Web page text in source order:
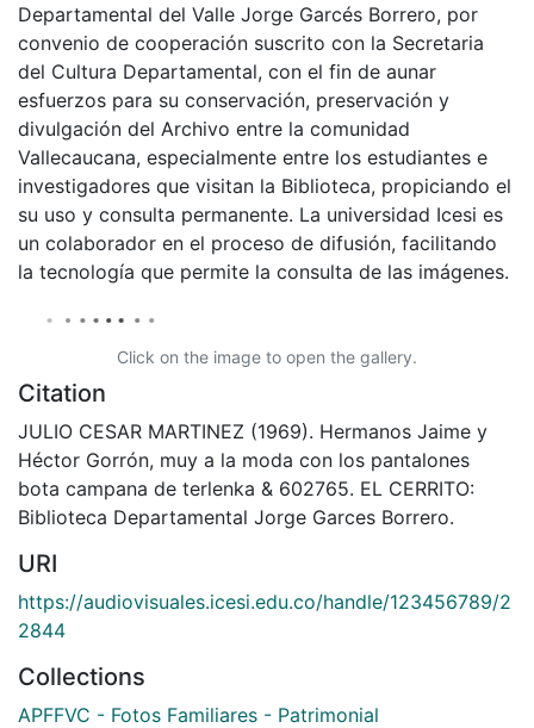
Departamental del Valle Jorge Garcés Borrero, por
convenio de cooperación suscrito con la Secretaria
del Cultura Departamental, con el fin de aunar
esfuerzos para su conservación, preservación y
divulgación del Archivo entre la comunidad
Vallecaucana, especialmente entre los estudiantes e
investigadores que visitan la Biblioteca, propiciando el
su uso y consulta permanente. La universidad Icesi es
un colaborador en el proceso de difusión, facilitando
la tecnología que permite la consulta de las imágenes.
Click on the image to open the gallery.
Citation
JULIO CESAR MARTINEZ (1969). Hermanos Jaime y
Héctor Gorrón, muy a la moda con los pantalones
bota campana de terlenka & 602765. EL CERRITO:
Biblioteca Departamental Jorge Garces Borrero.
URI
https://audiovisuales.icesi.edu.co/handle/123456789/2
2844
Collections
APFFVC - Fotos Familiares - Patrimonial